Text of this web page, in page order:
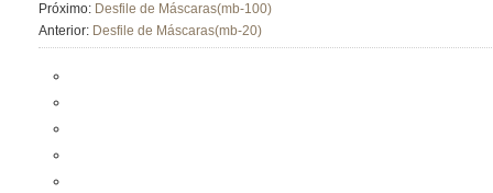
Próximo: Desfile de Máscaras(mb-100)
Anterior: Desfile de Máscaras(mb-20)